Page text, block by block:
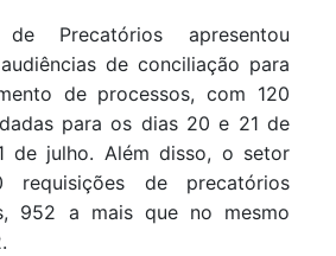
Precatórios apresentou
de conciliação para
de processos, com 120
para os dias 20 e 21 de
de julho. Além disso, o setor
requisições de precatórios
952 a mais que no mesmo